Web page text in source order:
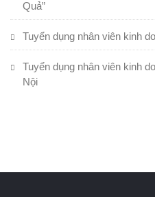
Quả”
Tuyển dụng nhân viên kinh
Tuyển dụng nhân viên kinh
Nội